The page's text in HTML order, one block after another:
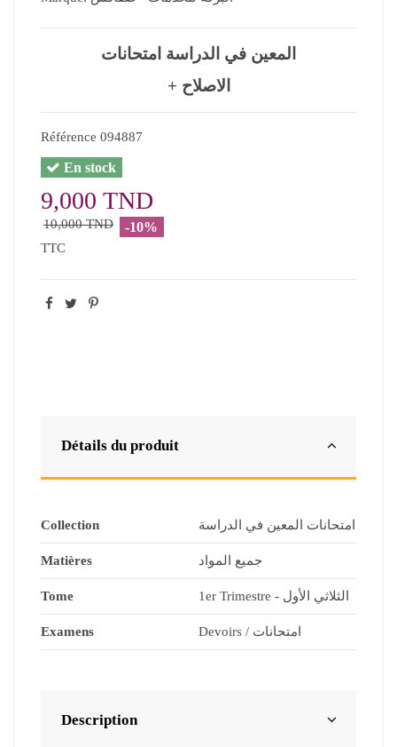
المعين في الدراسة امتحانات
+ الاصلاح
Référence 094887
En stock
9,000 TND
10,000 TND -10%
TTC
Détails du produit
Collection امتحانات المعين في الدراسة
Matières جميع المواد
Tome 1er Trimestre - الثلاثي الأول
Examens Devoirs / امتحانات
Description